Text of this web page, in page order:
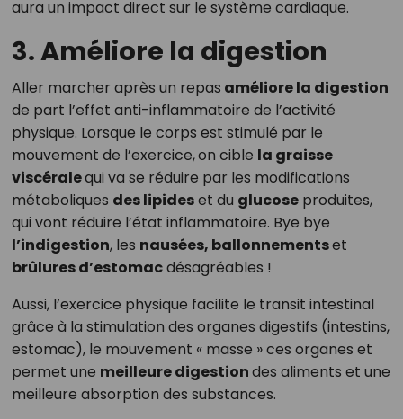
aura un impact direct sur le système cardiaque.
3. Améliore la digestion
Aller marcher après un repas améliore la digestion
de part l’effet anti-inflammatoire de l’activité
physique. Lorsque le corps est stimulé par le
mouvement de l’exercice,on cible la graisse
viscéralequi va se réduire par les modifications
métaboliques des lipideset du glucoseproduites,
qui vont réduire l’état inflammatoire. Bye bye
l’indigestion, les nausées, ballonnementset
brûlures d’estomacdésagréables !
Aussi, l’exercice physique facilite le transit intestinal
grâce à la stimulation des organes digestifs (intestins,
estomac), le mouvement « masse » ces organes et
permet une meilleure digestiondes aliments et une
meilleure absorption des substances.